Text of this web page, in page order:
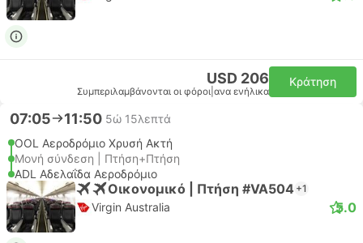
USD 206
Συμπεριλαμβάνονται οι φόροι ανα ενήλικα
Κράτηση
07:05 11:50 5ώ 15λεπτά
OOL Αεροδρόμιο Χρυσή Ακτή
Μονή σύνδεση | Πτήση+Πτήση
ADL Αδελαΐδα Αεροδρόμιο
Οικονομικό | Πτήση #VA504 +1
Virgin Australia 5.0